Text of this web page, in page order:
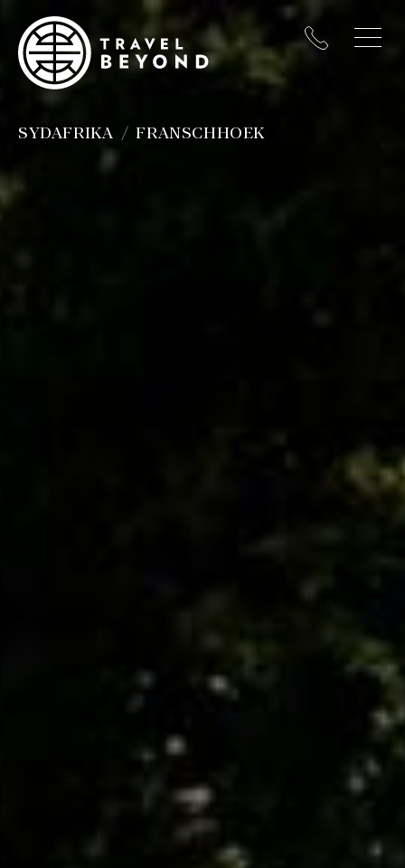
SYDAFRIKA FRANSCHHOEK